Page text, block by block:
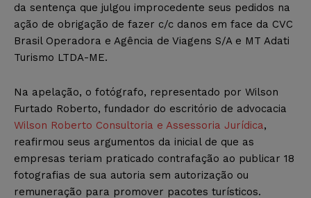
da sentença que julgou improcedente seus pedidos na
ação de obrigação de fazer c/c danos em face da CVC
Brasil Operadora e Agência de Viagens S/A e MT Adati
Turismo LTDA-ME.
Na apelação, o fotógrafo, representado por Wilson
Furtado Roberto, fundador do escritório de advocacia
Wilson Roberto Consultoria e Assessoria Jurídica,
reafirmou seus argumentos da inicial de que as
empresas teriam praticado contrafação ao publicar 18
fotografias de sua autoria sem autorização ou
remuneração para promover pacotes turísticos.